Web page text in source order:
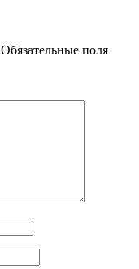
Обязательные поля